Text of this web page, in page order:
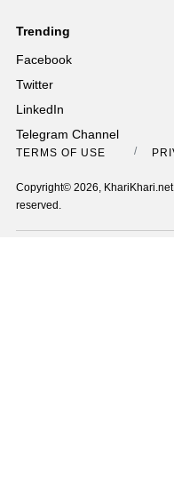
Trending
Facebook
Twitter
LinkedIn
Telegram Channel
TERMS OF USE
Copyright© 2026,
reserved.